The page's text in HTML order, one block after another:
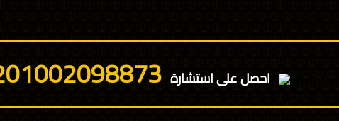
احصل على استشارة